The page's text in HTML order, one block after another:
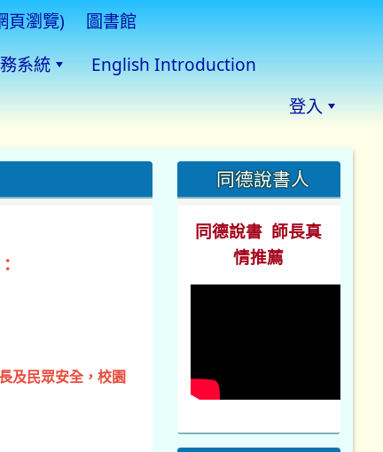
頁瀏覽)
圖書館
系統
English Introduction
登入
及民眾安全，校園
::: 同德說書人
同德說書 師長真
情推薦